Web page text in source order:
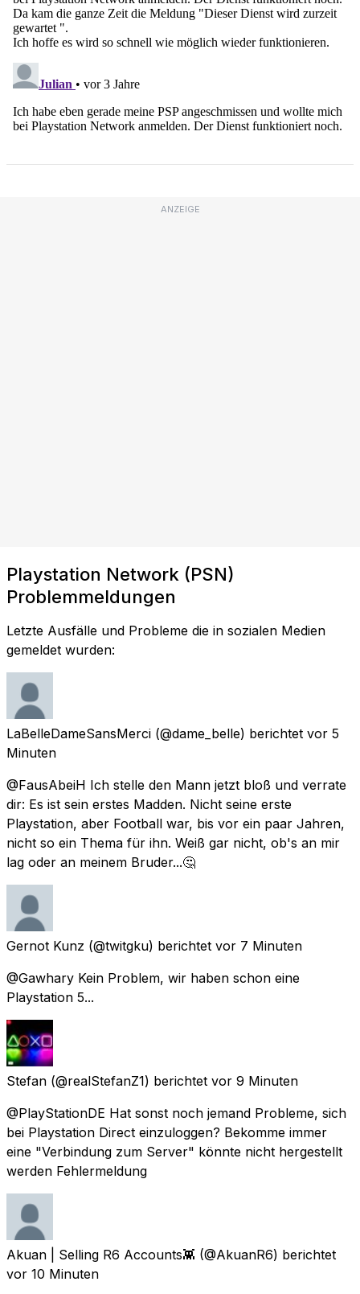
ANZEIGE
Playstation Network (PSN)
Problemmeldungen
Letzte Ausfälle und Probleme die in sozialen Medien
gemeldet wurden:
LaBelleDameSansMerci (@dame_belle) berichtet vor 5
Minuten
@FausAbeiH Ich stelle den Mann jetzt bloß und verrate
dir: Es ist sein erstes Madden. Nicht seine erste
Playstation, aber Football war, bis vor ein paar Jahren,
nicht so ein Thema für ihn. Weiß gar nicht, ob's an mir
lag oder an meinem Bruder...🤔
Gernot Kunz (@twitgku) berichtet vor 7 Minuten
@Gawhary Kein Problem, wir haben schon eine
Playstation 5...
Stefan (@realStefanZ1) berichtet vor 9 Minuten
@PlayStationDE Hat sonst noch jemand Probleme, sich
bei Playstation Direct einzuloggen? Bekomme immer
eine "Verbindung zum Server" könnte nicht hergestellt
werden Fehlermeldung
Akuan | Selling R6 Accounts👾 (@AkuanR6) berichtet
vor 10 Minuten